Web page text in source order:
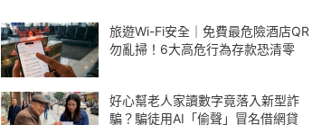
旅遊Wi-Fi安全｜免費最危險酒店QR
勿亂掃！6大高危行為存款恐清零
好心幫老人家讀數字竟落入新型詐
騙？騙徒用AI「偷聲」冒名借網貸